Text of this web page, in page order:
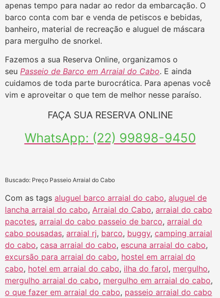
apenas tempo para nadar ao redor da embarcação. O
barco conta com bar e venda de petiscos e bebidas,
banheiro, material de recreação e aluguel de máscara
para mergulho de snorkel.
Fazemos a sua Reserva Online, organizamos o
seu Passeio de Barco em Arraial do Cabo. E ainda
cuidamos de toda parte burocrática. Para apenas você
vim e aproveitar o que tem de melhor nesse paraíso.
FAÇA SUA RESERVA ONLINE
WhatsApp: (22) 99898-9450
Buscado: Preço Passeio Arraial do Cabo
Com as tags aluguel barco arraial do cabo, aluguel de
lancha arraial do cabo, Arraial do Cabo, arraial do cabo
pacotes, arraial do cabo passeio de barco, arraial do
cabo pousadas, arraial rj, barco, buggy, camping arraial
do cabo, casa arraial do cabo, escuna arraial do cabo,
excursão para arraial do cabo, hostel em arraial do
cabo, hotel em arraial do cabo, ilha do farol, mergulho,
mergulho arraial do cabo, mergulho em arraial do cabo,
o que fazer em arraial do cabo, passeio arraial do cabo